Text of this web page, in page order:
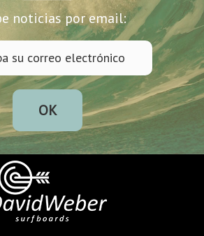
noticias por email:
OK